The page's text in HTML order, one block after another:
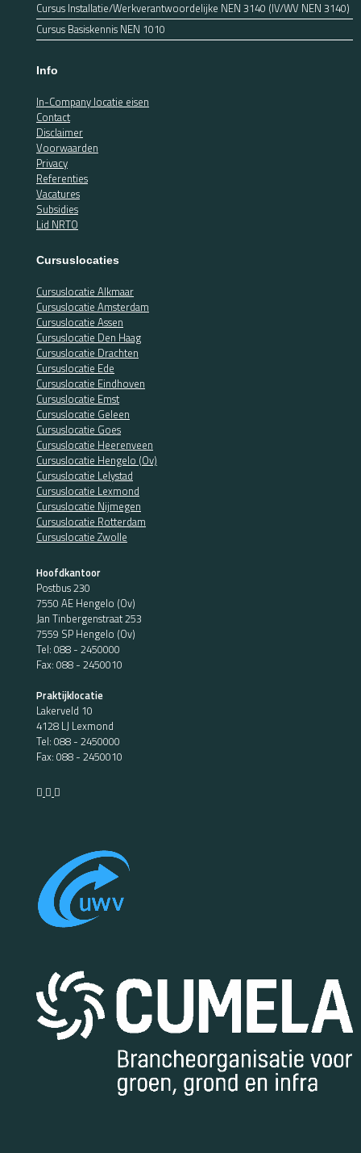
Cursus Installatie/Werkverantwoordelijke NEN 3140 (IV/WV NEN 3140)
Cursus Basiskennis NEN 1010
Info
In-Company locatie eisen
Contact
Disclaimer
Voorwaarden
Privacy
Referenties
Vacatures
Subsidies
Lid NRTO
Cursuslocaties
Cursuslocatie Alkmaar
Cursuslocatie Amsterdam
Cursuslocatie Assen
Cursuslocatie Den Haag
Cursuslocatie Drachten
Cursuslocatie Ede
Cursuslocatie Eindhoven
Cursuslocatie Emst
Cursuslocatie Geleen
Cursuslocatie Goes
Cursuslocatie Heerenveen
Cursuslocatie Hengelo (Ov)
Cursuslocatie Lelystad
Cursuslocatie Lexmond
Cursuslocatie Nijmegen
Cursuslocatie Rotterdam
Cursuslocatie Zwolle
Hoofdkantoor
Postbus 230
7550 AE Hengelo (Ov)
Jan Tinbergenstraat 253
7559 SP Hengelo (Ov)
Tel: 088 - 2450000
Fax: 088 - 2450010
Praktijklocatie
Lakerveld 10
4128 LJ Lexmond
Tel: 088 - 2450000
Fax: 088 - 2450010